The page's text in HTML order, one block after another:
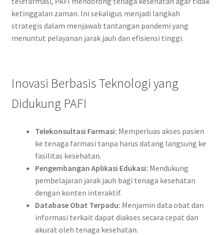
ketinggalan zaman. Ini sekaligus menjadi langkah
strategis dalam menjawab tantangan pandemi yang
menuntut pelayanan jarak jauh dan efisiensi tinggi.
Inovasi Berbasis Teknologi yang
Didukung PAFI
Telekonsultasi Farmasi: Memperluas akses pasien
ke tenaga farmasi tanpa harus datang langsung ke
fasilitas kesehatan.
Pengembangan Aplikasi Edukasi: Mendukung
pembelajaran jarak jauh bagi tenaga kesehatan
dengan konten interaktif.
Database Obat Terpadu: Menjamin data obat dan
informasi terkait dapat diakses secara cepat dan
akurat oleh tenaga kesehatan.